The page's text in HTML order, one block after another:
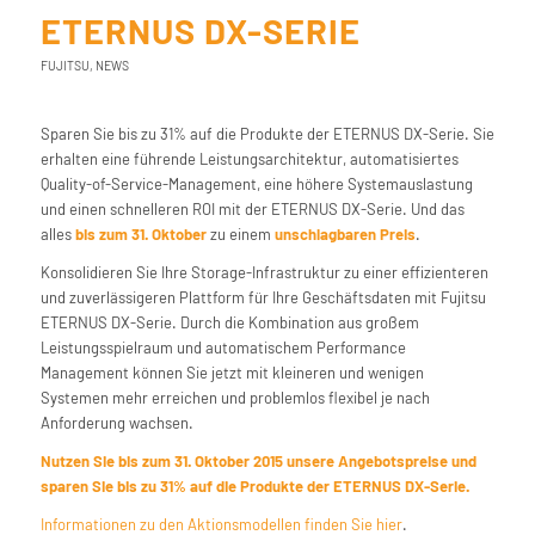
ETERNUS DX-SERIE
FUJITSU, NEWS
Sparen Sie bis zu 31% auf die Produkte der ETERNUS DX-Serie. Sie
erhalten eine führende Leistungsarchitektur, automatisiertes
Quality-of-Service-Management, eine höhere Systemauslastung
und einen schnelleren ROI mit der ETERNUS DX-Serie. Und das
allesbis zum 31. Oktoberzu einem unschlagbaren Preis.
Konsolidieren Sie Ihre Storage-Infrastruktur zu einer effizienteren
und zuverlässigeren Plattform für Ihre Geschäftsdaten mit Fujitsu
ETERNUS DX-Serie. Durch die Kombination aus großem
Leistungsspielraum und automatischem Performance
Management können Sie jetzt mit kleineren und wenigen
Systemen mehr erreichen und problemlos flexibel je nach
Anforderung wachsen.
Nutzen Sie bis zum 31. Oktober 2015 unsere Angebotspreise und
sparen Sie bis zu 31% auf die Produkte der ETERNUS DX-Serie.
Informationen zu den Aktionsmodellen finden Sie hier.